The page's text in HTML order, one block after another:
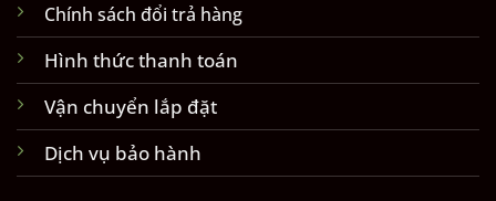
Chính sách đổi trả hàng
Hình thức thanh toán
Vận chuyển lắp đặt
Dịch vụ bảo hành